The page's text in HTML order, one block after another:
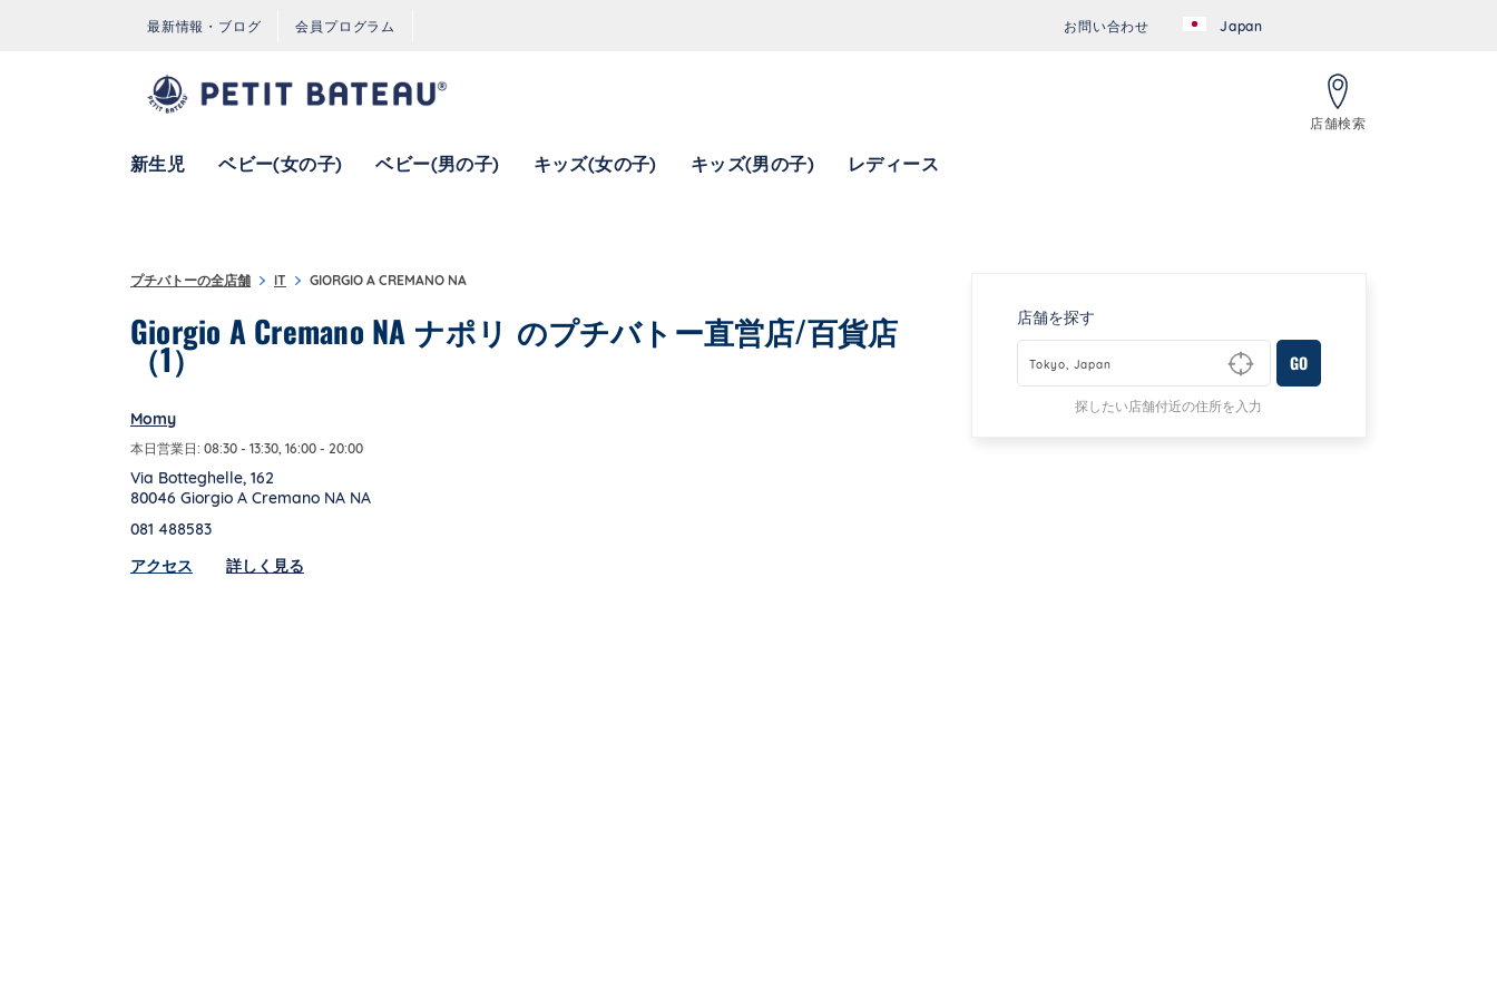
最新情報・ブログ 会員プログラム お問い合わせ Japan
新生児 ベビー(女の子) ベビー(男の子) キッズ(女の子) キッズ(男の子) レディース
店舗検索
Giorgio A Cremano NA ナポリ のプチバトー直営店/百貨店
（1）
Momy
本日営業日: 08:30 - 13:30, 16:00 - 20:00
Via Botteghelle, 162
80046 Giorgio A Cremano NA NA
081 488583
アクセス Link Opens in New Tab
詳しく見る
店舗を探す
Type to begin querying for matching results
GO
探したい店舗付近の住所を入力
プチバトーの全店舗 IT GIORGIO A CREMANO NA